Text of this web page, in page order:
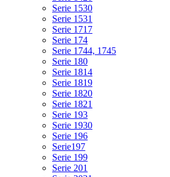
Serie 1530
Serie 1531
Serie 1717
Serie 174
Serie 1744, 1745
Serie 180
Serie 1814
Serie 1819
Serie 1820
Serie 1821
Serie 193
Serie 1930
Serie 196
Serie197
Serie 199
Serie 201